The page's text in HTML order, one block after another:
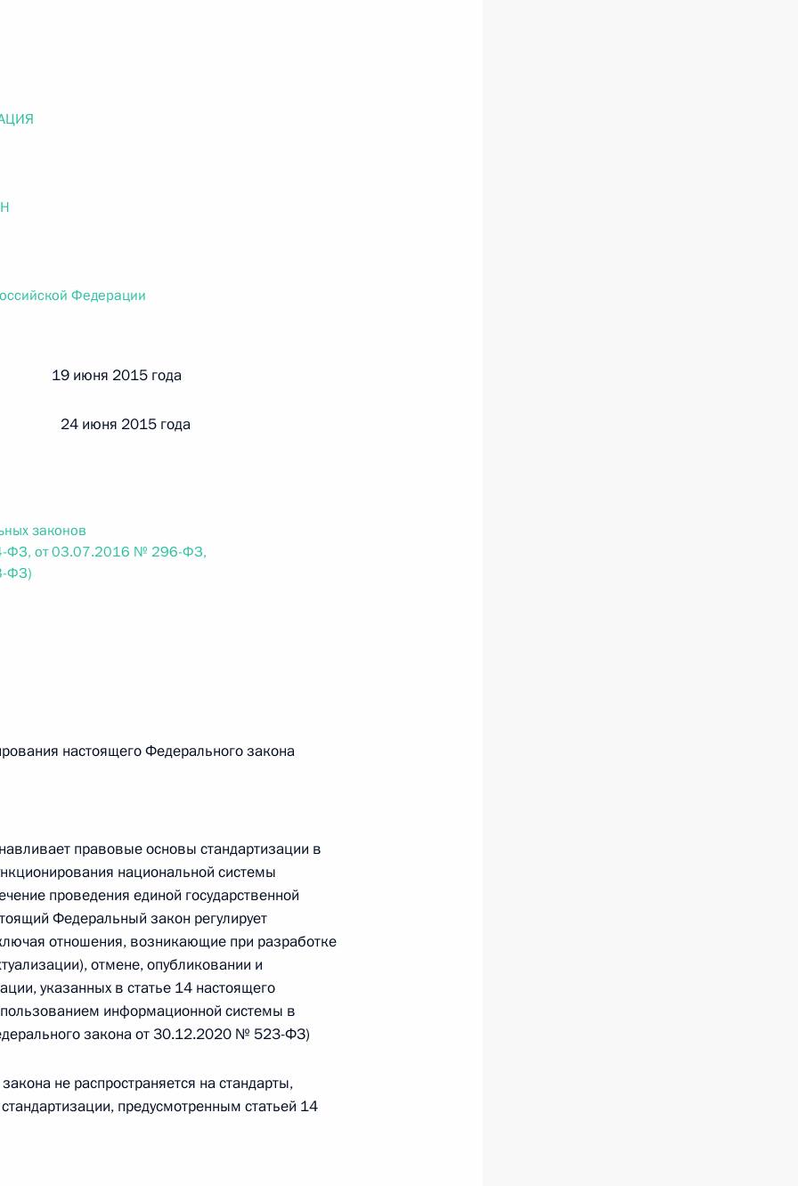
закона «О персональных данных» и отдельные
№ 242-ФЗ
Федерации
г. № 268-ФЗ
«О пробации в Российской Федерации»
г. № 267-ФЗ
закона «О благотворительной деятельности
Федерации
19 июня 2015 года
24 июня 2015 года
законов
ФЗ, от 03.07.2016 № 296-ФЗ,
ФЗ)
настоящего Федерального закона
правовые основы стандартизации в
национальной системы
проведения единой государственной
Федеральный закон регулирует
отношения, возникающие при разработке
отмене, опубликовании и
указанных в статье 14 настоящего
информационной системы в
закона от 30.12.2020 № 523-ФЗ)
не распространяется на стандарты,
предусмотренным статьей 14